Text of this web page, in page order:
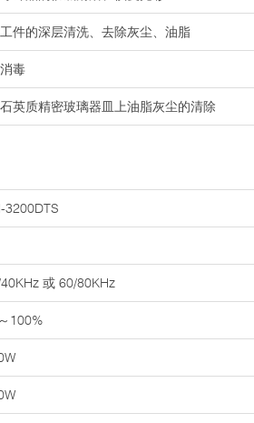
件的深层清洗、去除灰尘、油脂
毒
英质精密玻璃器皿上油脂灰尘的清除
3200DTS
或 60/80KHz
100%